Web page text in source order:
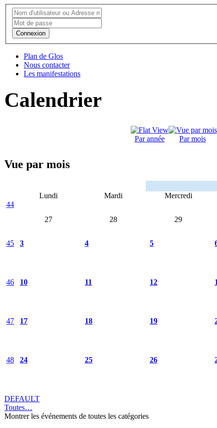
Connexion
Plan de Glos
Nous contacter
Les manifestations
Calendrier
Par année Par mois
Vue par mois
Lundi Mardi
Mercredi
44
27
28 29
45 3 4 5
46 10 11 12
47 17 18 19
48 24 25 26
DEFAULT
Toutes…
Montrer les événements de toutes les catégories